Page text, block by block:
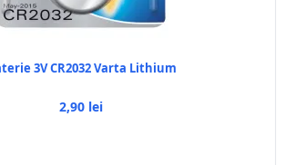
3V CR2032 Varta Lithium
2,90 lei